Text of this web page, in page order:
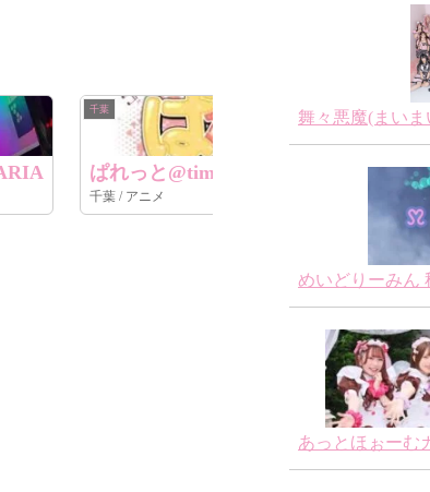
千葉
ぱれっと@time/千葉アニソンバー
千葉 / アニメ
舞々悪魔(まい
めいどりーみん
あっとほぉーむ